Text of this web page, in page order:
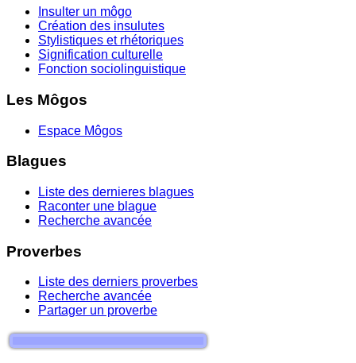
Insulter un môgo
Création des insulutes
Stylistiques et rhétoriques
Signification culturelle
Fonction sociolinguistique
Les Môgos
Espace Môgos
Blagues
Liste des dernieres blagues
Raconter une blague
Recherche avancée
Proverbes
Liste des derniers proverbes
Recherche avancée
Partager un proverbe